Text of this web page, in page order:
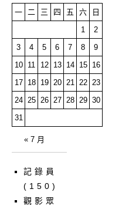
一 二 三 四 五 六
日
1
2
3
4 5 6 7 8
9
10
11 12 13 14 15
16
17
18 19 20 21 22 23
24 25 26 27 28 29 30
31
« 7 月
記錄員
(150)
觀影眾